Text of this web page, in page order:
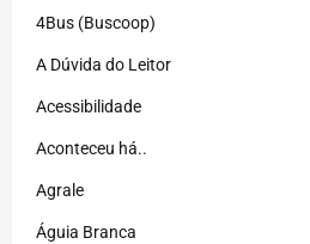
4Bus (Buscoop)
A Dúvida do Leitor
Acessibilidade
Aconteceu há..
Agrale
Águia Branca